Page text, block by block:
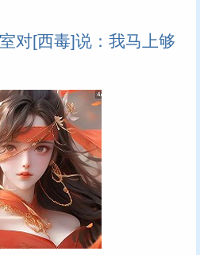
对[西毒]说：我马上够